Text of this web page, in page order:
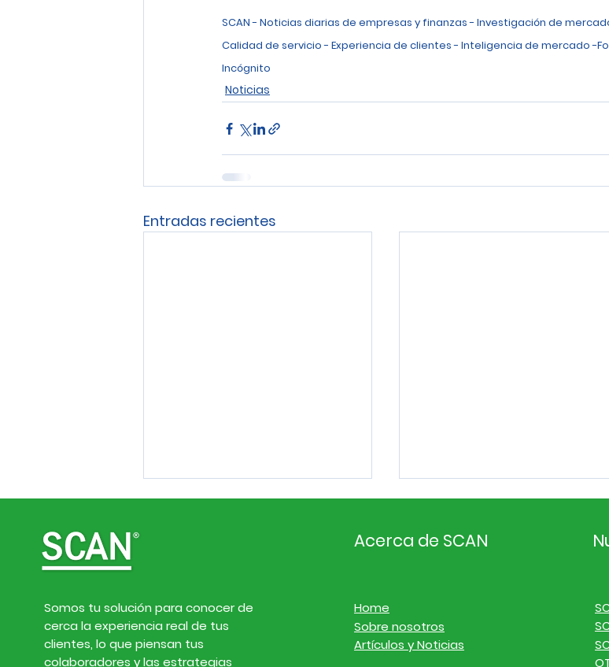
SCAN - Noticias diarias de empresas y finanzas - Investigación de
Calidad de servicio - Experiencia de clientes - Inteligencia de mercado -
Incógnito
Noticias
Entradas recientes
Inteligencia de
mercado. Noticias de
Inteligencia de
mercado. Noticias de
Somos tu solución para conocer de
cerca la experiencia real de tus
clientes, lo que piensan tus
colaboradores y las estrategias
Acerca de SCAN
Home
Sobre nosotros
Artículos y Noticias